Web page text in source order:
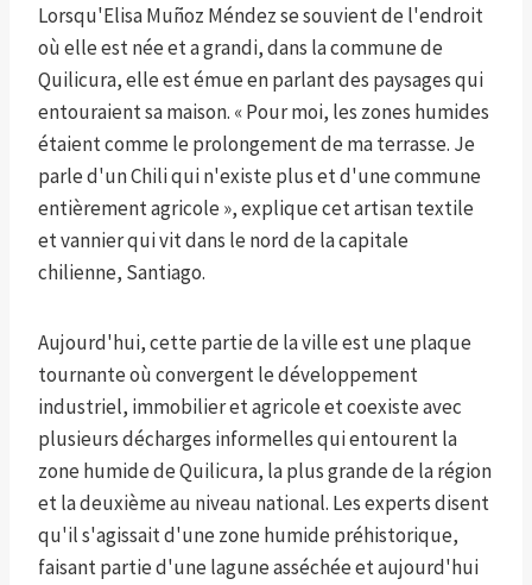
Lorsqu'Elisa Muñoz Méndez se souvient de l'endroit
où elle est née et a grandi, dans la commune de
Quilicura, elle est émue en parlant des paysages qui
entouraient sa maison. « Pour moi, les zones humides
étaient comme le prolongement de ma terrasse. Je
parle d'un Chili qui n'existe plus et d'une commune
entièrement agricole », explique cet artisan textile
et vannier qui vit dans le nord de la capitale
chilienne, Santiago.
Aujourd'hui, cette partie de la ville est une plaque
tournante où convergent le développement
industriel, immobilier et agricole et coexiste avec
plusieurs décharges informelles qui entourent la
zone humide de Quilicura, la plus grande de la région
et la deuxième au niveau national. Les experts disent
qu'il s'agissait d'une zone humide préhistorique,
faisant partie d'une lagune asséchée et aujourd'hui